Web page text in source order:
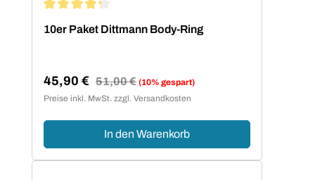
10er Paket Dittmann Body-Ring
Verkaufspreis:
45,90 € Regulärer Preis:
51,00 € (10% gespart)
Preise inkl. MwSt. zzgl. Versandkosten
In den Warenkorb